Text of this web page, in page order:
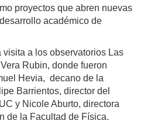
proyectos que abren nuevas
académico de
visita a los observatorios Las
Rubin, donde fueron
Hevia, decano de la
Barrientos, director del
y Nicole Aburto, directora
de la Facultad de Física.